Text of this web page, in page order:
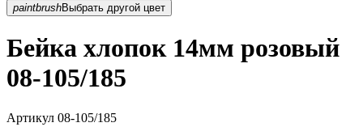
paintbrush Выбрать другой цвет
Бейка хлопок 14мм розовый
08-105/185
Артикул 08-105/185